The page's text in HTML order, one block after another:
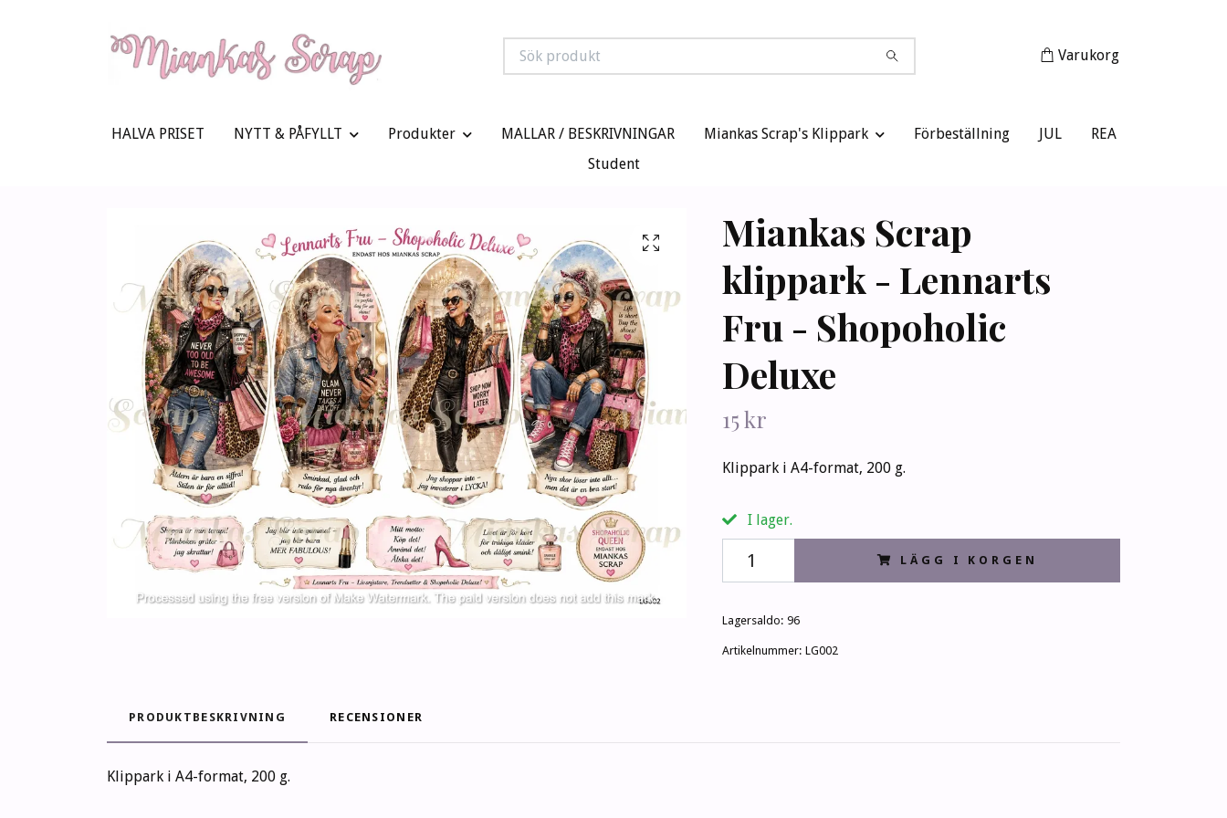
Varukorg
HALVA PRISET NYTT & PÅFYLLT Produkter MALLAR / BESKRIVNINGAR Miankas Scrap's Klippark Förbeställning JUL
REA
Student
Miankas Scrap
klippark - Lennarts
Fru - Shopoholic
Deluxe
15 kr
Klippark i A4-format, 200 g.
I lager.
LÄGG I KORGEN
Lagersaldo: 96
Artikelnummer: LG002
PRODUKTBESKRIVNING RECENSIONER
Klippark i A4-format, 200 g.